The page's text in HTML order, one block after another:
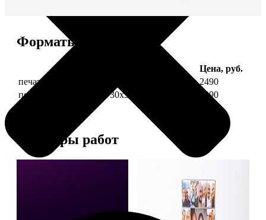
Форматы и цены
Цена, руб.
печать фото на холсте 30х30 на подрамнике 2490
печать фото на холсте 30х30 в раме
4990
Примеры работ